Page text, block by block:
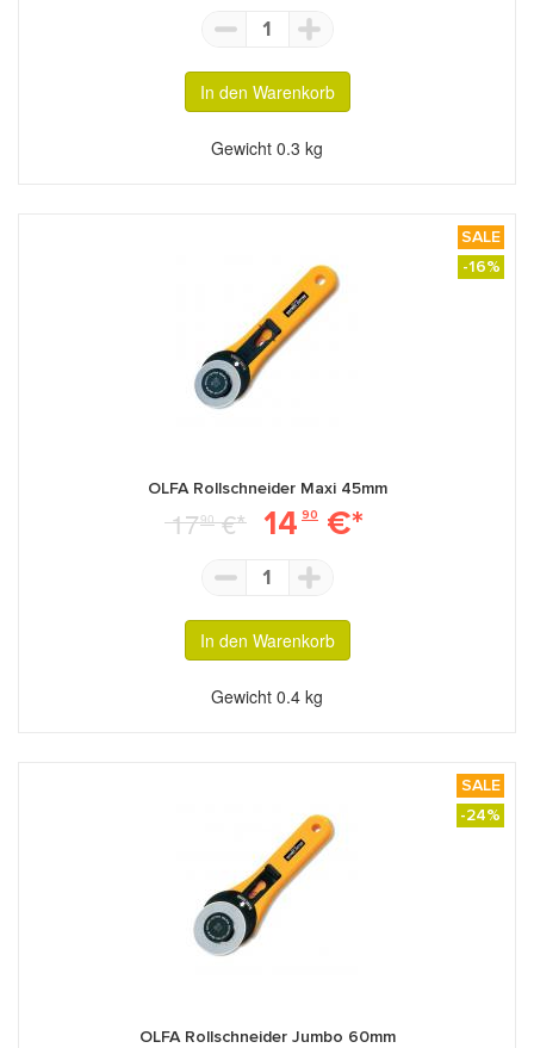
1
In den Warenkorb
Gewicht 0.3 kg
SALE
-16%
OLFA Rollschneider Maxi 45mm
1790€* 14 90 €*
1
In den Warenkorb
Gewicht 0.4 kg
SALE
-24%
OLFA Rollschneider Jumbo 60mm